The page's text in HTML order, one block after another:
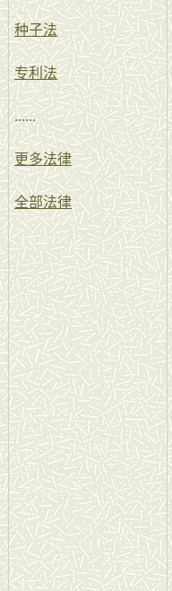
种子法
专利法
......
更多法律
全部法律